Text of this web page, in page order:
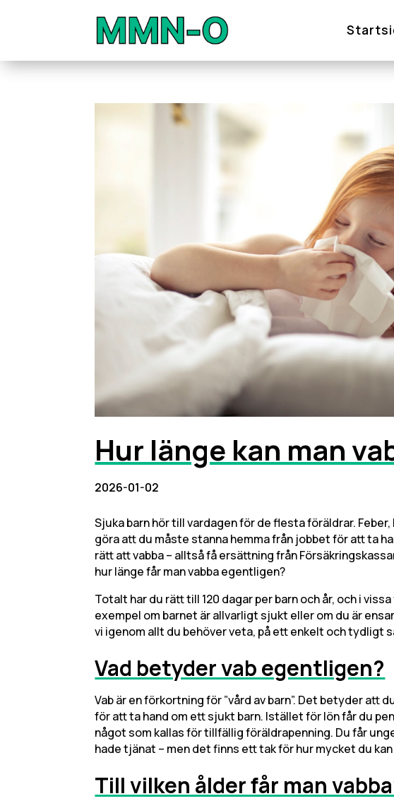
Hur länge kan man
2026-01-02
Sjuka barn hör till vardagen för de flesta föräldrar.
göra att du måste stanna hemma från jobbet för att ta
rätt att vabba – alltså få ersättning från
hur länge får man vabba egentligen?
Totalt har du rätt till 120 dagar per barn och år, och i
exempel om barnet är allvarligt sjukt eller om du är
vi igenom allt du behöver veta, på ett enkelt och tydligt
Vad betyder vab egentligen?
Vab är en förkortning för ”vård av barn”. Det betyder att
för att ta hand om ett sjukt barn. Istället för lön får du
något som kallas för tillfällig föräldrapenning. Du får
hade tjänat – men det finns ett tak för hur mycket du kan
Till vilken ålder får man